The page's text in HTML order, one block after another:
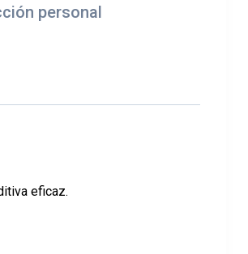
personal
eficaz.